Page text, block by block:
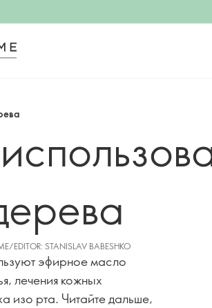
STANISLAV BABESHKO
эфирное масло
лечения кожных
изо рта. Читайте дальше,